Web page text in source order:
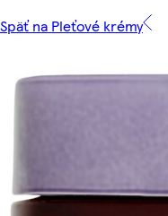
Späť na Pleťové krémy